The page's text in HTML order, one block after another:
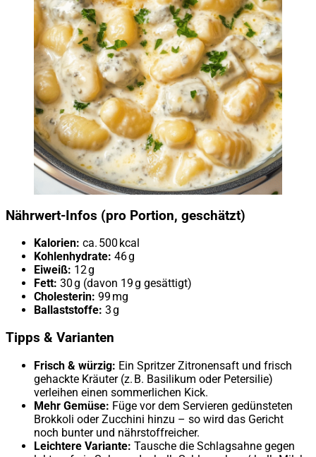
Nährwert-Infos (pro Portion, geschätzt)
Kalorien: ca. 500 kcal
Kohlenhydrate: 46 g
Eiweiß: 12 g
Fett: 30 g (davon 19 g gesättigt)
Cholesterin: 99 mg
Ballaststoffe: 3 g
Tipps & Varianten
Frisch & würzig: Ein Spritzer Zitronensaft und frisch
gehackte Kräuter (z. B. Basilikum oder Petersilie)
verleihen einen sommerlichen Kick.
Mehr Gemüse: Füge vor dem Servieren gedünsteten
Brokkoli oder Zucchini hinzu – so wird das Gericht
noch bunter und nährstoffreicher.
Leichtere Variante: Tausche die Schlagsahne gegen